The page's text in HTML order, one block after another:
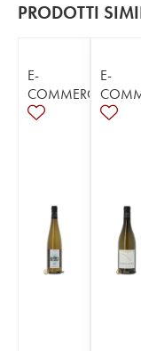
PRODOTTI
E-
COMMERCE
E-